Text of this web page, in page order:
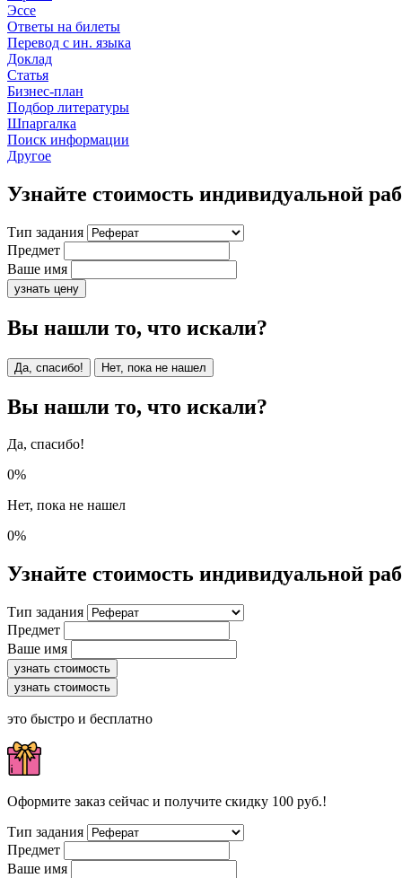
Эссе
Ответы на билеты
Перевод с ин. языка
Доклад
Статья
Бизнес-план
Подбор литературы
Шпаргалка
Поиск информации
Другое
Узнайте стоимость индивидуальной
Тип задания
Предмет
Ваше имя
узнать цену
Вы нашли то, что искали?
Да, спасибо! Нет, пока не нашел
Вы нашли то, что искали?
Да, спасибо!
0%
Нет, пока не нашел
0%
Узнайте стоимость индивидуальной
Тип задания
Предмет
Ваше имя
узнать стоимость
узнать стоимость
это быстро и бесплатно
Оформите заказ сейчас и получите скидку 100 руб.!
Тип задания
Предмет
Ваше имя